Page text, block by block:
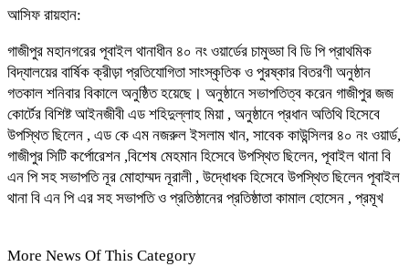
আসিফ রায়হান:
গাজীপুর মহানগরের পূবাইল থানাধীন ৪০ নং ওয়ার্ডের চামুড্ডা বি ডি পি প্রাথমিক
বিদ্যালয়ের বার্ষিক ক্রীড়া প্রতিযোগিতা সাংস্কৃতিক ও পুরষ্কার বিতরণী অনুষ্ঠান
গতকাল শনিবার বিকালে অনুষ্ঠিত হয়েছে। অনুষ্ঠানে সভাপতিত্ব করেন গাজীপুর জজ
কোর্টের বিশিষ্ট আইনজীবী এড শহিদুল্লাহ মিয়া , অনুষ্ঠানে প্রধান অতিথি হিসেবে
উপস্থিত ছিলেন , এড কে এম নজরুল ইসলাম খান, সাবেক কাউন্সিলর ৪০ নং ওয়ার্ড,
গাজীপুর সিটি কর্পোরেশন ,বিশেষ মেহমান হিসেবে উপস্থিত ছিলেন, পূবাইল থানা বি
এন পি সহ সভাপতি নূর মোহাম্মদ নূরালী , উদ্ধোধক হিসেবে উপস্থিত ছিলেন পূবাইল
থানা বি এন পি এর সহ সভাপতি ও প্রতিষ্ঠানের প্রতিষ্ঠাতা কামাল হোসেন , প্রমূখ
More News Of This Category